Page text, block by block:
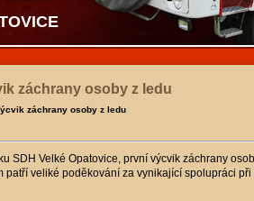
záchrany osoby z ledu
záchrany osoby z ledu
SDH Velké Opatovice, první výcvik záchrany
patří veliké poděkování za vynikající spolupráci při